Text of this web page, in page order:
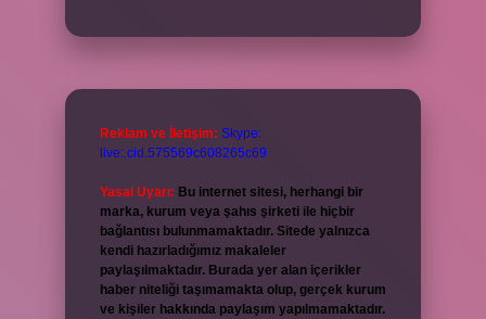
Reklam ve İletişim: Skype:
live:.cid.575569c608265c69
Yasal Uyarı: Bu internet sitesi, herhangi bir
marka, kurum veya şahıs şirketi ile hiçbir
bağlantısı bulunmamaktadır. Sitede yalnızca
kendi hazırladığımız makaleler
paylaşılmaktadır. Burada yer alan içerikler
haber niteliği taşımamakta olup, gerçek kurum
ve kişiler hakkında paylaşım yapılmamaktadır.